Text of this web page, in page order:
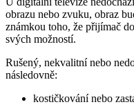
obrazu nebo zvuku, obraz
známkou toho, že přijímač
svých možností.
Rušený, nekvalitní nebo
následovně:
kostičkování nebo